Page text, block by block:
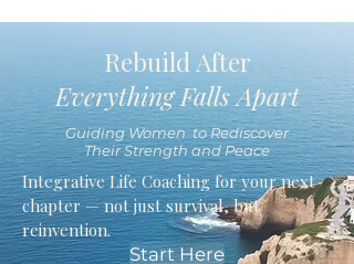
Rebuild After
Everything Falls Apart
Guiding Women to Rediscover
Their Strength and Peace
Integrative Life Coaching for your next
chapter — not just survival, but
reinvention.
Start Here